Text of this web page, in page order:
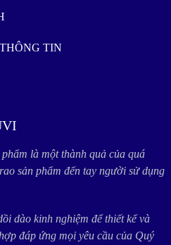
TIN
là một thành quả của quá
sản phẩm đến tay người sử dụng
dào kinh nghiệm để thiết kế và
đáp ứng mọi yêu cầu của Quý